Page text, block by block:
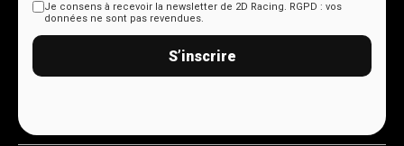
Je consens à recevoir la newsletter de 2D Racing. RGPD : vos
données ne sont pas revendues.
S’inscrire